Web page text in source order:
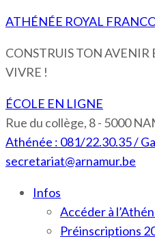
ATHÉNÉE ROYAL
CONSTRUIS TON AVENIR
VIVRE !
ÉCOLE EN LIGNE
Rue du collège, 8 - 5000
Athénée : 081/22.30.35 /
secretariat@arnamur.be
Infos
Accéder à
Préinscriptions